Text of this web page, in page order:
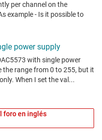
foro en inglés